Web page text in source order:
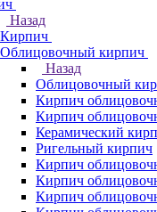
Назад
Кирпич
Облицовочный кирпич
Назад
Облицовочный
Кирпич
Кирпич
Керамический
Ригельный кирпич
Кирпич
Кирпич
Кирпич